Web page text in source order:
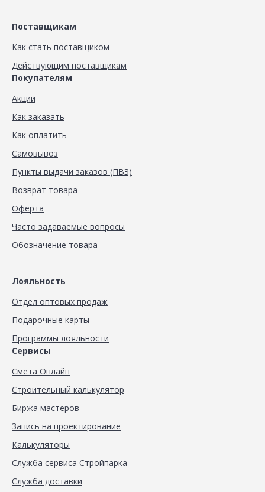
Поставщикам
Как стать поставщиком
Действующим поставщикам
Покупателям
Акции
Как заказать
Как оплатить
Самовывоз
Пункты выдачи заказов (ПВЗ)
Возврат товара
Оферта
Часто задаваемые вопросы
Обозначение товара
Лояльность
Отдел оптовых продаж
Подарочные карты
Программы лояльности
Сервисы
Смета Онлайн
Строительный калькулятор
Биржа мастеров
Запись на проектирование
Калькуляторы
Служба сервиса Стройпарка
Служба доставки